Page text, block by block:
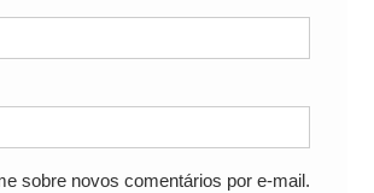
sobre novos comentários por e-mail.